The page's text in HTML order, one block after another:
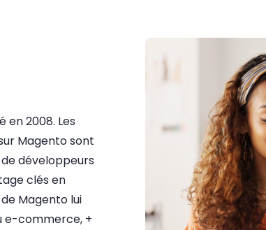
en 2008. Les
Magento sont
développeurs
clés en
Magento lui
e-commerce, +